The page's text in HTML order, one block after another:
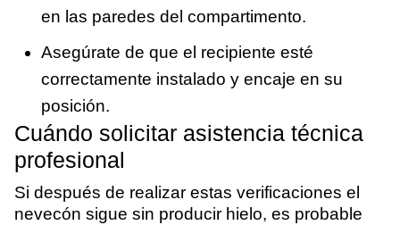
en las paredes del compartimento.
Asegúrate de que el recipiente esté
correctamente instalado y encaje en su
posición.
Cuándo solicitar asistencia técnica
profesional
Si después de realizar estas verificaciones el
nevecón sigue sin producir hielo, es probable